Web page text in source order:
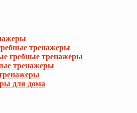
тренажеры
гребные тренажеры
тренажеры
для дома